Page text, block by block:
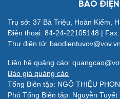
Đời sống
Nhà đẹp
Blog
BÁO
Trụ sở: 37 Bà Triệu, Hoàn Kiếm,
Điện thoại: 84-24-22105148 |
Thư điện tử: baodientuvov@vov.vn
Liên hệ quảng cáo:
Báo giá quảng cáo
Tổng Biên tập: NGÔ THIỆU
Phó Tổng Biên tập: Nguyễn